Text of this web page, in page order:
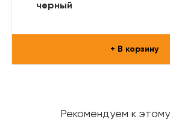
черный
+ В корзину
Рекомендуем к